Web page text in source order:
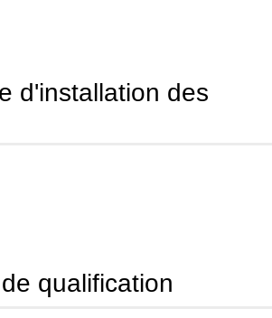
d'installation des
qualification